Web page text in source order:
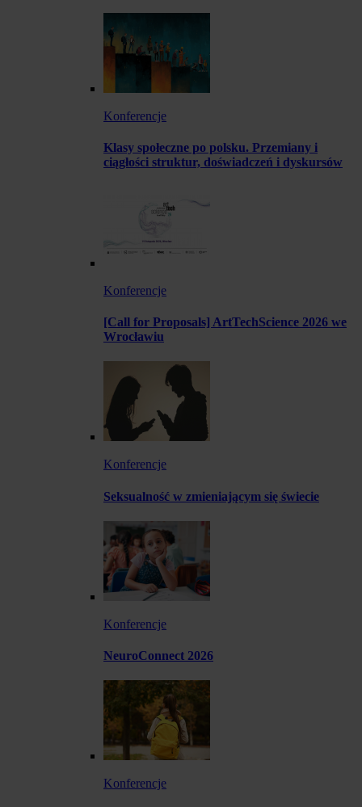
Konferencje
Klasy społeczne po polsku. Przemiany i
ciągłości struktur, doświadczeń i dyskursów
Konferencje
[Call for Proposals] ArtTechScience 2026 we
Wrocławiu
Konferencje
Seksualność w zmieniającym się świecie
Konferencje
NeuroConnect 2026
Konferencje